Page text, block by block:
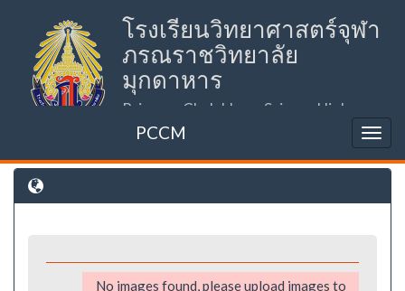
โรงเรียนวิทยาศาสตร์จุฬา
ภรณราชวิทยาลัย
มุกดาหาร
Princess Chulabhorn Science High
School Mukdahan (PCSHSM)
PCCM
No images found, please upload images to